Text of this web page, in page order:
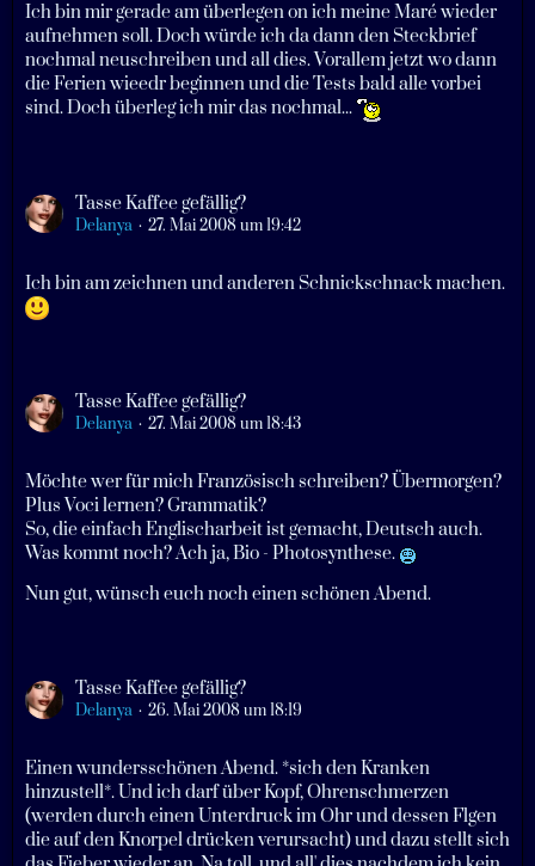
Ich bin mir gerade am überlegen on ich meine Maré wieder
aufnehmen soll. Doch würde ich da dann den Steckbrief
nochmal neuschreiben und all dies. Vorallem jetzt wo dann
die Ferien wieedr beginnen und die Tests bald alle vorbei
sind. Doch überleg ich mir das nochmal...
Tasse Kaffee gefällig?
Delanya 27. Mai 2008 um 19:42
Ich bin am zeichnen und anderen Schnickschnack machen.
Tasse Kaffee gefällig?
Delanya 27. Mai 2008 um 18:43
Möchte wer für mich Französisch schreiben? Übermorgen?
Plus Voci lernen? Grammatik?
So, die einfach Englischarbeit ist gemacht, Deutsch auch.
Was kommt noch? Ach ja, Bio - Photosynthese.
Nun gut, wünsch euch noch einen schönen Abend.
Tasse Kaffee gefällig?
Delanya 26. Mai 2008 um 18:19
Einen wundersschönen Abend. *sich den Kranken
hinzustell*. Und ich darf über Kopf, Ohrenschmerzen
(werden durch einen Unterdruck im Ohr und dessen Flgen
die auf den Knorpel drücken verursacht) und dazu stellt sich